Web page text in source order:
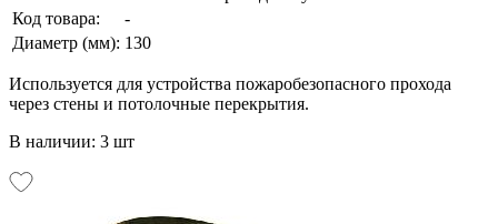
Код товара:
-
Диаметр (мм): 130
Используется для устройства пожаробезопасного прохода
через стены и потолочные перекрытия.
В наличии: 3 шт